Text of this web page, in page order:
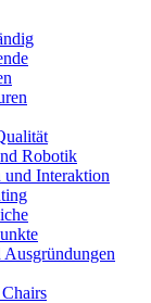
Robotik
Interaktion
Ausgründungen